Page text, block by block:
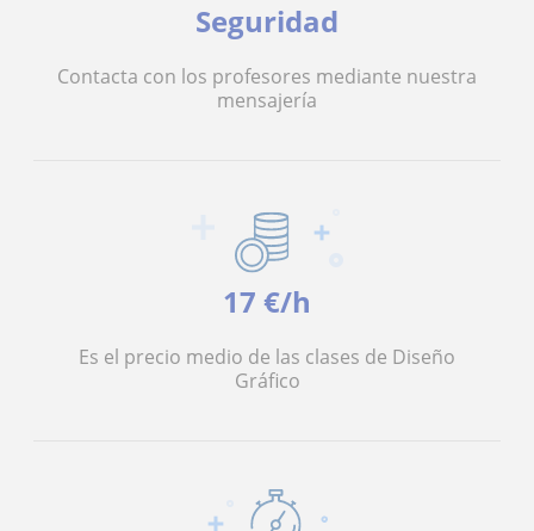
Seguridad
Contacta con los profesores mediante nuestra
mensajería
17 €/h
Es el precio medio de las clases de Diseño
Gráfico